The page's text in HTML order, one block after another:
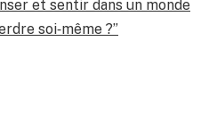
et sentir dans un monde
soi‑même ?”